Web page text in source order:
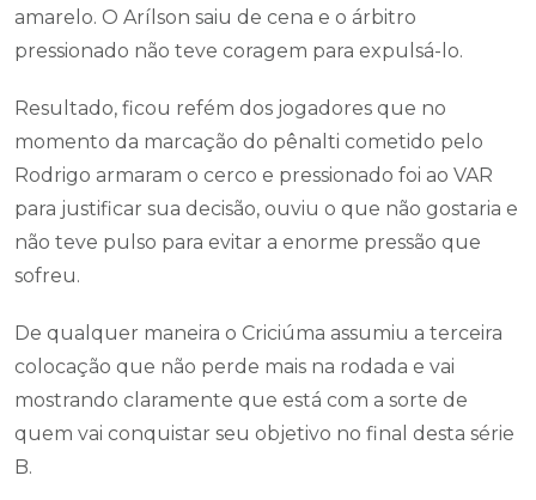
amarelo. O Arílson saiu de cena e o árbitro
pressionado não teve coragem para expulsá-lo.
Resultado, ficou refém dos jogadores que no
momento da marcação do pênalti cometido pelo
Rodrigo armaram o cerco e pressionado foi ao VAR
para justificar sua decisão, ouviu o que não gostaria e
não teve pulso para evitar a enorme pressão que
sofreu.
De qualquer maneira o Criciúma assumiu a terceira
colocação que não perde mais na rodada e vai
mostrando claramente que está com a sorte de
quem vai conquistar seu objetivo no final desta série
B.